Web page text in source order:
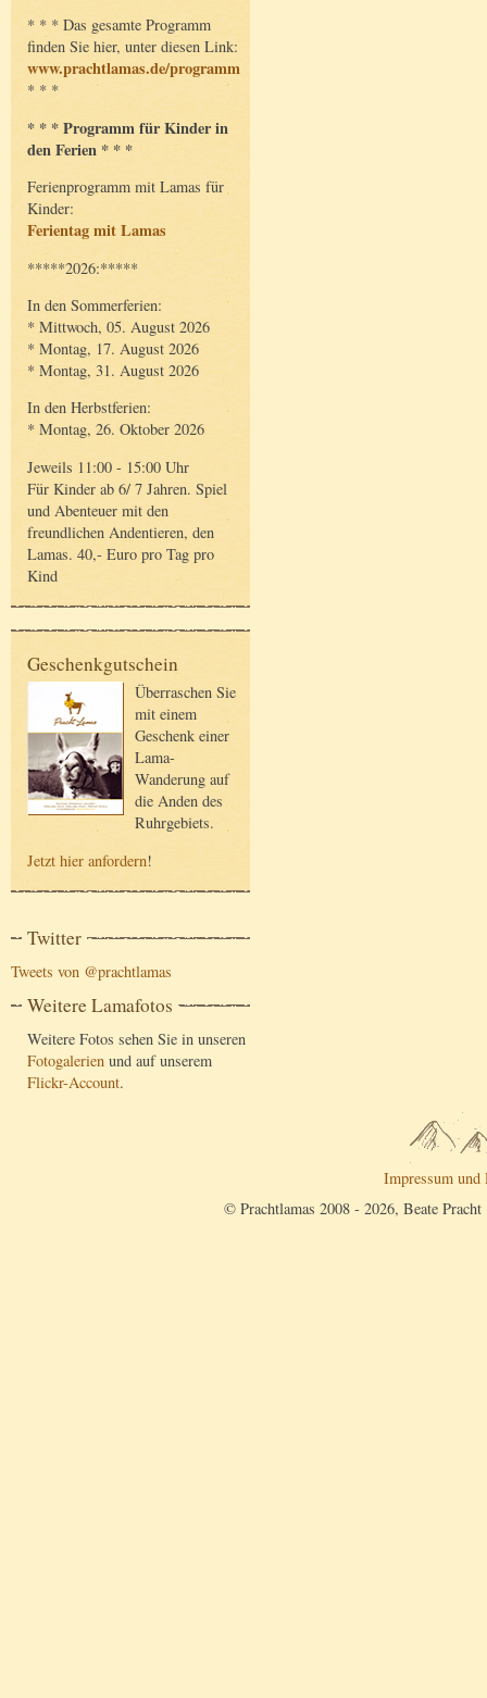
* * * Das gesamte Programm
finden Sie hier, unter diesen Link:
www.prachtlamas.de/programm
* * *
* * * Programm für Kinder in
den Ferien * * *
Ferienprogramm mit Lamas für
Kinder:
Ferientag mit Lamas
*****2026:*****
In den Sommerferien:
* Mittwoch, 05. August 2026
* Montag, 17. August 2026
* Montag, 31. August 2026
In den Herbstferien:
* Montag, 26. Oktober 2026
Jeweils 11:00 - 15:00 Uhr
Für Kinder ab 6/ 7 Jahren. Spiel
und Abenteuer mit den
freundlichen Andentieren, den
Lamas. 40,- Euro pro Tag pro
Kind
Geschenkgutschein
Überraschen Sie
mit einem
Geschenk einer
Lama-
Wanderung auf
die Anden des
Ruhrgebiets.
Jetzt hier anfordern!
Twitter
Tweets von @prachtlamas
Weitere Lamafotos
Weitere Fotos sehen Sie in unseren
Fotogalerien und auf unserem
Flickr-Account.
Impressum und
© Prachtlamas 2008 - 2026, Beate Pracht